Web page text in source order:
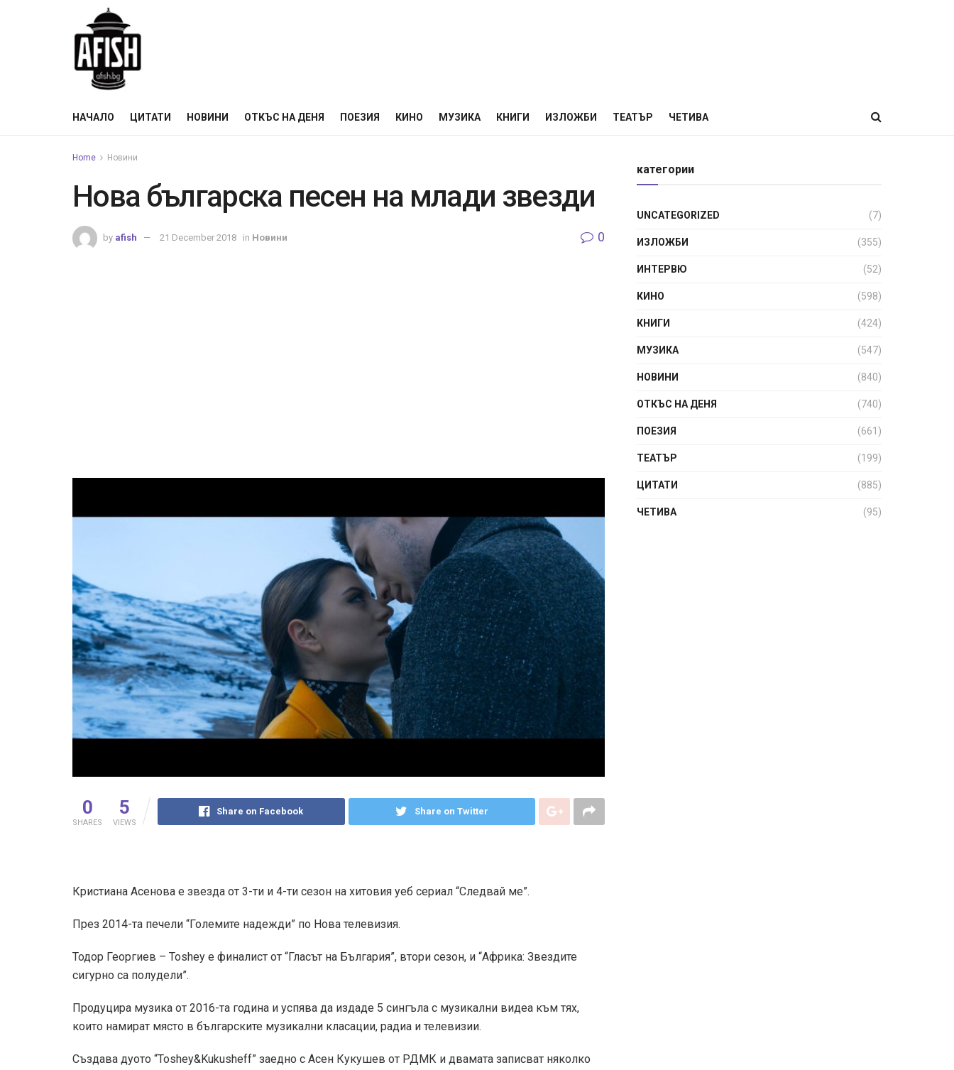
НАЧАЛО ЦИТАТИ НОВИНИ ОТКЪС НА ДЕНЯ ПОЕЗИЯ КИНО МУЗИКА КНИГИ ИЗЛОЖБИ ТЕАТЪР ЧЕТИВА
Home Новини
Нова българска песен на млади звезди
by afish 21 December 2018 in Новини 0
0
SHARES
5
VIEWS
Share on Facebook Share on Twitter
Кристиана Асенова е звезда от 3-ти и 4-ти сезон на хитовия уеб сериал “Следвай ме”.
През 2014-та печели “Големите надежди” по Нова телевизия.
Тодор Георгиев – Toshey е финалист от “Гласът на България”, втори сезон, и “Африка: Звездите
сигурно са полудели”.
Продуцира музика от 2016-та година и успява да издаде 5 сингъла с музикални видеа към тях,
които намират място в българските музикални класации, радиа и телевизии.
Създава дуото “Toshey&Kukusheff” заедно с Асен Кукушев от РДМК и двамата записват няколко
категории
UNCATEGORIZED (7)
ИЗЛОЖБИ (355)
ИНТЕРВЮ (52)
КИНО (598)
КНИГИ (424)
МУЗИКА (547)
НОВИНИ (840)
ОТКЪС НА ДЕНЯ (740)
ПОЕЗИЯ (661)
ТЕАТЪР (199)
ЦИТАТИ (885)
ЧЕТИВА (95)